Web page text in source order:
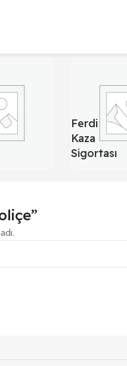
Ferdi
Kaza
Sigortası